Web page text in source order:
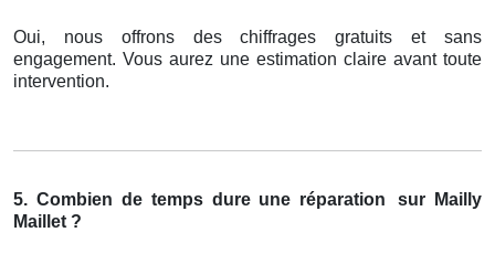
Oui, nous offrons des chiffrages gratuits et sans
engagement. Vous aurez une estimation claire avant toute
intervention.
5. Combien de temps dure une réparation
sur Mailly
Maillet ?